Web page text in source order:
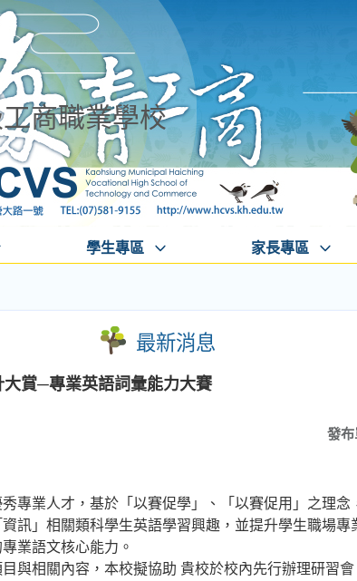
商職業學校
學生專區 家長專區
最新消息
賞─專業英語詞彙能力大賽
發布
業人才，基於「以賽促學」、「以賽促用」之理念
訊」相關類科學生英語學習興趣，並提升學生職場
業語文核心能力。
相關內容，本校擬協助 貴校於校內先行辦理研習會